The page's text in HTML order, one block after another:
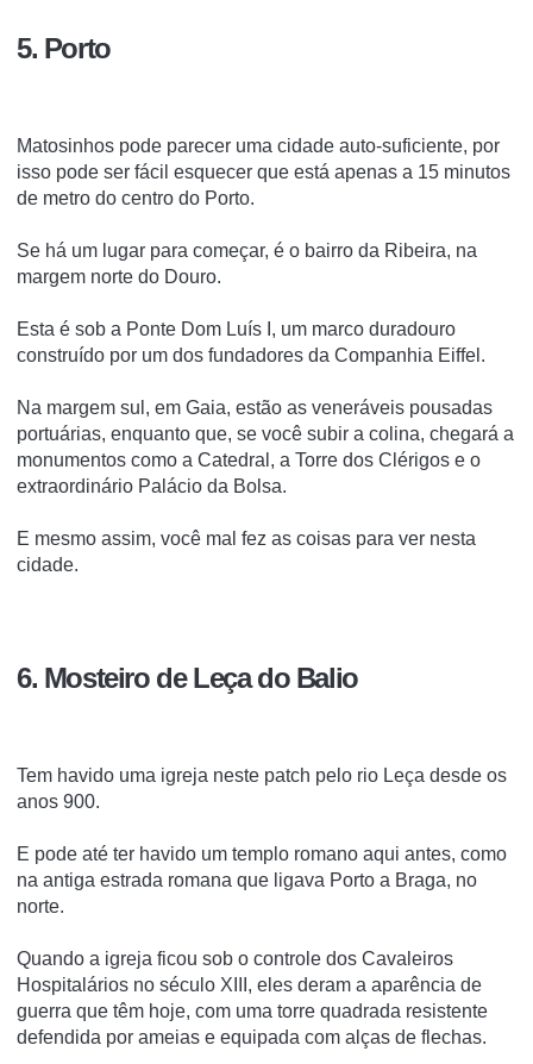
5. Porto
Matosinhos pode parecer uma cidade auto-suficiente, por
isso pode ser fácil esquecer que está apenas a 15 minutos
de metro do centro do Porto.
Se há um lugar para começar, é o bairro da Ribeira, na
margem norte do Douro.
Esta é sob a Ponte Dom Luís I, um marco duradouro
construído por um dos fundadores da Companhia Eiffel.
Na margem sul, em Gaia, estão as veneráveis pousadas
portuárias, enquanto que, se você subir a colina, chegará a
monumentos como a Catedral, a Torre dos Clérigos e o
extraordinário Palácio da Bolsa.
E mesmo assim, você mal fez as coisas para ver nesta
cidade.
6. Mosteiro de Leça do Balio
Tem havido uma igreja neste patch pelo rio Leça desde os
anos 900.
E pode até ter havido um templo romano aqui antes, como
na antiga estrada romana que ligava Porto a Braga, no
norte.
Quando a igreja ficou sob o controle dos Cavaleiros
Hospitalários no século XIII, eles deram a aparência de
guerra que têm hoje, com uma torre quadrada resistente
defendida por ameias e equipada com alças de flechas.